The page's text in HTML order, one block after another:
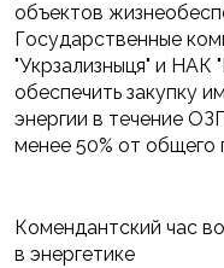
объектов
Государственные
"Укрзализныця" и НАК
обеспечить закупку
энергии в течение
менее 50% от общего
Комендантский час
в энергетике